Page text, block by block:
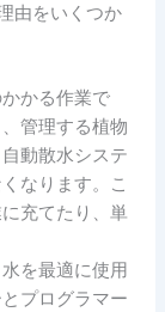
由をいくつか
かる作業で
管理する植物
動散水システ
なります。こ
充てたり、単
を最適に使用
プログラマー